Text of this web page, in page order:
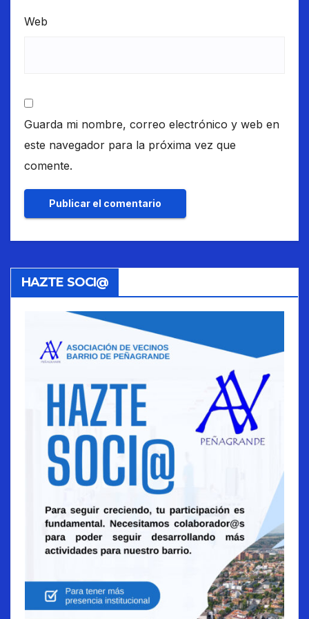
Web
Guarda mi nombre, correo electrónico y web en
este navegador para la próxima vez que
comente.
HAZTE SOCI@